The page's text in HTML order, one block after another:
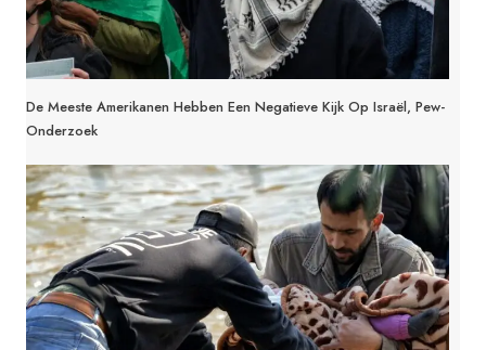
De Meeste Amerikanen Hebben Een Negatieve Kijk Op Israël, Pew-
Onderzoek